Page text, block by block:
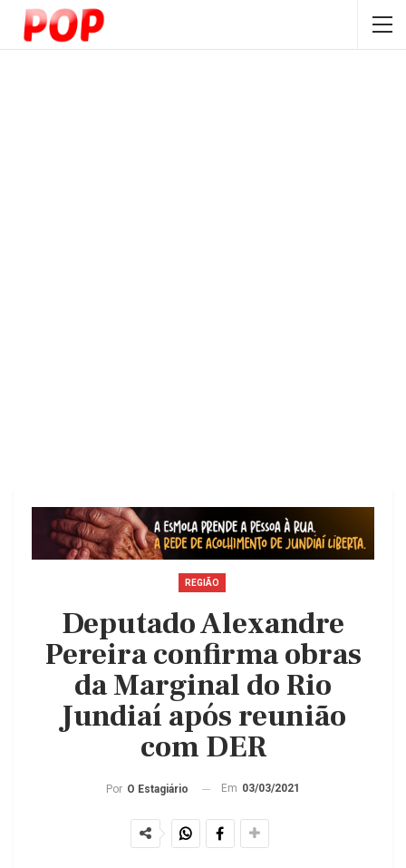
REGIÃO
Deputado Alexandre
Pereira confirma obras
da Marginal do Rio
Jundiaí após reunião
com DER
Por O Estagiário Em 03/03/2021